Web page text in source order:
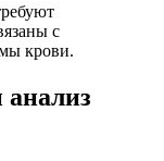
с
крови.
анализ